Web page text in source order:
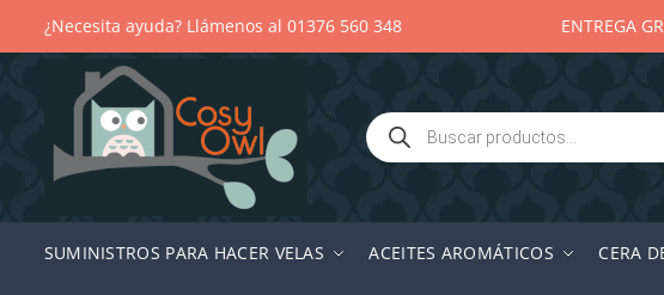
¿Necesita ayuda? Llámenos al 01376 560 348 ENTREGA
SUMINISTROS PARA HACER VELAS ACEITES AROMÁTICOS CERA